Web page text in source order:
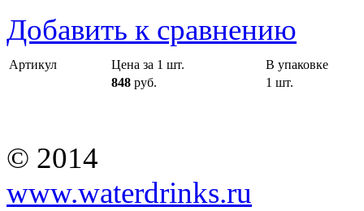
Добавить к сравнению
Артикул Цена за 1 шт.
В упаковке
848 руб. 1 шт.
© 2014
www.waterdrinks.ru